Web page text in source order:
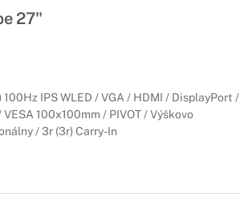
27"
IPS WLED / VGA / HDMI / DisplayPort /
100x100mm / PIVOT / Výškovo
/ 3r (3r) Carry-In